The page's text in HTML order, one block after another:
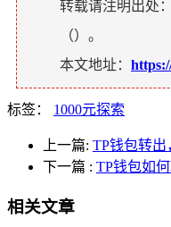
转载请注明出处：
（）。
本文地址：
标签： 1000元探索
上一篇: TP钱包转
下一篇 : TP钱包如
相关文章